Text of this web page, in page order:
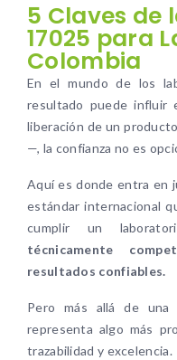
5 Claves de
17025 para
Colombia
En el mundo de los
resultado puede influir
liberación de un
—, la confianza no es
Aquí es donde entra en
estándar internacional
cumplir un
técnicamente
resultados confiables.
Pero más allá de una
representa algo más
trazabilidad y excelencia.